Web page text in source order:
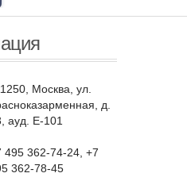
Москва, ул.
д.
ауд. Е-101
495 362-74-24, +7
362-78-45